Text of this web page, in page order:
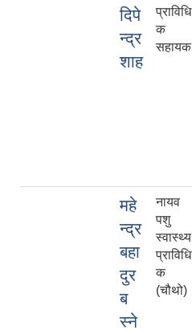
दिपे
न्द्र
शाह
प्राविधि
क
सहायक
महे
न्द्र
बहा
दुर
ब
स्ने
नायव
पशु
स्वास्थ्य
प्राविधि
क
(चौथो)